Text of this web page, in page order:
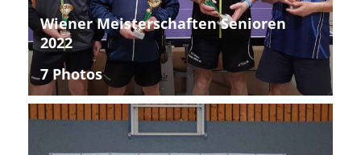
Wiener Meisterschaften Senioren
2022
7 Photos